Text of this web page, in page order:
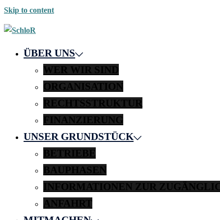
Skip to content
ÜBER UNS
WER WIR SIND
ORGANISATION
RECHTSSTRUKTUR
FINANZIERUNG
UNSER GRUNDSTÜCK
BETRIEBE
BAUPHASEN
INFORMATIONEN ZUR
ANFAHRT